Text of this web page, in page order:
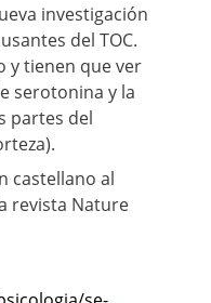
investigación
del TOC.
y tienen que ver
serotonina y la
partes del
castellano al
revista Nature